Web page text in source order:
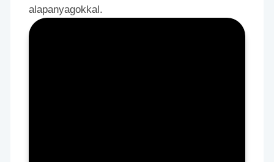
alapanyagokkal.